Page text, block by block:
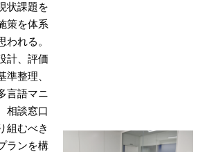
状課題を
策を体系
れる。
計、評価
整理、
言語マニ
相談窓口
組むべき
ランを構